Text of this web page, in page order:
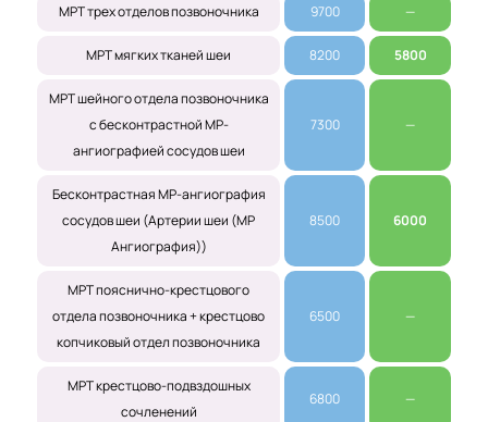
МРТ трех отделов позвоночника 9700 —
МРТ мягких тканей шеи 8200 5800
МРТ шейного отдела позвоночника
с бесконтрастной МР-
ангиографией сосудов шеи
7300 —
Бесконтрастная МР-ангиография
сосудов шеи (Артерии шеи (МР
Ангиография))
8500 6000
МРТ пояснично-крестцового
отдела позвоночника + крестцово
копчиковый отдел позвоночника
6500 —
МРТ крестцово-подвздошных
сочленений
6800 —